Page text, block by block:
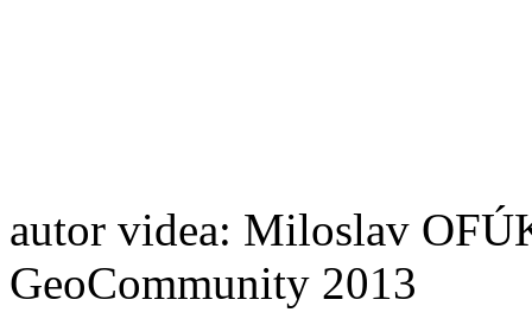
autor videa: Miloslav
GeoCommunity 2013